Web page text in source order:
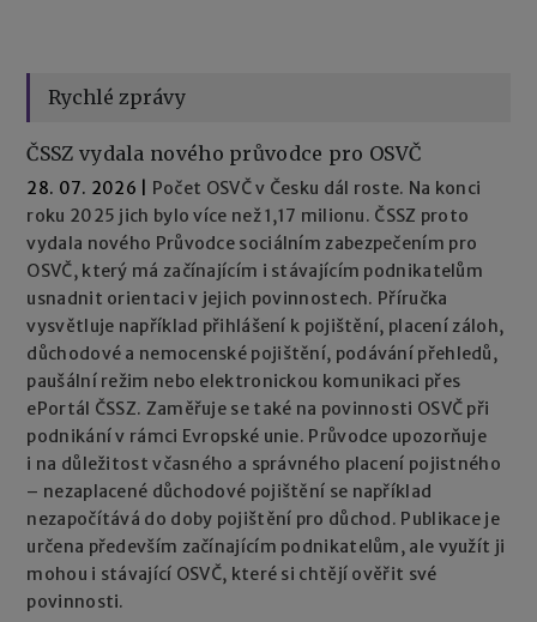
Rychlé zprávy
ČSSZ vydala nového průvodce pro OSVČ
28. 07. 2026
Počet OSVČ v Česku dál roste. Na konci
roku 2025 jich bylo více než 1,17 milionu. ČSSZ proto
vydala nového Průvodce sociálním zabezpečením pro
OSVČ, který má začínajícím i stávajícím podnikatelům
usnadnit orientaci v jejich povinnostech. Příručka
vysvětluje například přihlášení k pojištění, placení záloh,
důchodové a nemocenské pojištění, podávání přehledů,
paušální režim nebo elektronickou komunikaci přes
ePortál ČSSZ. Zaměřuje se také na povinnosti OSVČ při
podnikání v rámci Evropské unie. Průvodce upozorňuje
i na důležitost včasného a správného placení pojistného
– nezaplacené důchodové pojištění se například
nezapočítává do doby pojištění pro důchod. Publikace je
určena především začínajícím podnikatelům, ale využít ji
mohou i stávající OSVČ, které si chtějí ověřit své
povinnosti.